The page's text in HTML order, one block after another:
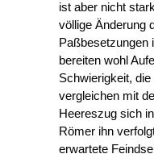
ist aber nicht
völlige Änderung
Paßbesetzungen
bereiten wohl
Schwierigkeit,
vergleichen mit
Heereszug sich
Römer ihn
erwartete